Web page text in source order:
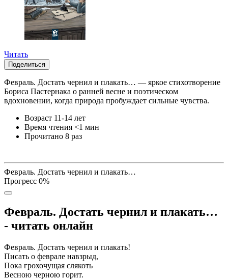
Читать
Поделиться
Февраль. Достать чернил и плакать… — яркое стихотворение
Бориса Пастернака о ранней весне и поэтическом
вдохновении, когда природа пробуждает сильные чувства.
Возраст 11-14 лет
Время чтения <1 мин
Прочитано 8 раз
Февраль. Достать чернил и плакать…
Прогресс 0%
Февраль. Достать чернил и плакать…
- читать онлайн
Февраль. Достать чернил и плакать!
Писать о феврале навзрыд,
Пока грохочущая слякоть
Весною черною горит.